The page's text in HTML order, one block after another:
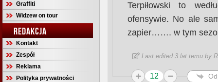
Graffiti
Widzew on tour
REDAKCJA
Kontakt
Zespół
Reklama
Polityka prywatności
Terpiłowski to
ofensywie. No ale
zapier……. w tym
Last edited 3 lat temu by
12